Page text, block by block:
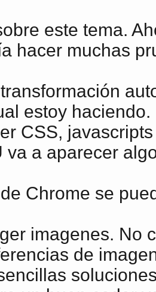
este tema.
hacer muchas
estoy haciendo.
CSS,
va a aparecer
Chrome se
imagenes. No
de